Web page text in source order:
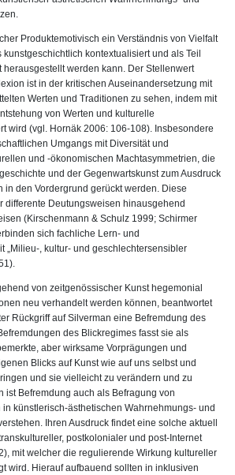
Produktemotivisch ein Verständnis von Vielfalt
kontextualisiert und als Teil
werden kann. Der Stellenwert
ist in der kritischen Auseinandersetzung mit
Werten und Traditionen zu sehen, indem mit
von Werten und kulturelle
wird (vgl. Hornäk 2006: 106-108). Insbesondere
Umgangs mit Diversität und
und -ökonomischen Machtasymmetrien, die
und der Gegenwartskunst zum Ausdruck
in den Vordergrund gerückt werden. Diese
differente Deutungsweisen hinausgehend
(Kirschenmann & Schulz 1999; Schirmer
sich fachliche Lern- und
„Milieu-, kultur- und geschlechtersensibler
von zeitgenössischer Kunst hegemonial
neu verhandelt werden können, beantwortet
Rückgriff auf Silverman eine Befremdung des
des Blickregimes fasst sie als
aber wirksame Vorprägungen und
Blicks auf Kunst wie auf uns selbst und
und sie vielleicht zu verändern und zu
ist Befremdung auch als Befragung von
künstlerisch-ästhetischen Wahrnehmungs- und
Ihren Ausdruck findet eine solche aktuell
postkolonialer und post-Internet
mit welcher die regulierende Wirkung kultureller
wird. Hierauf aufbauend sollten in inklusiven